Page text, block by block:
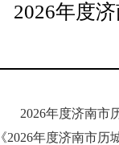
2026年度
2026年度济南市
《2026年度济南市